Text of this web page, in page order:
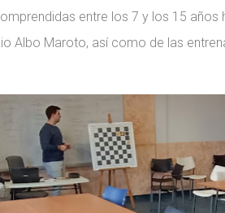
entre los 7 y los 15 años
Albo Maroto, así como de las